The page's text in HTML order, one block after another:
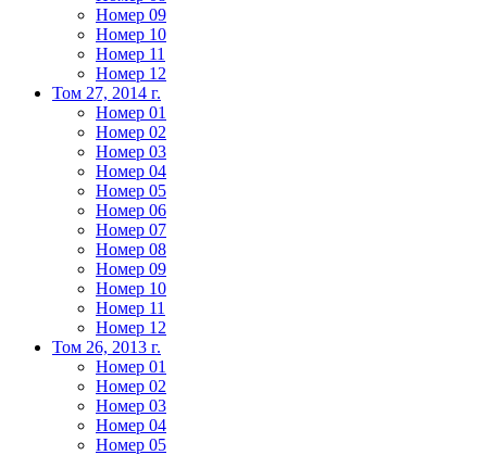
Номер 09
Номер 10
Номер 11
Номер 12
Том 27, 2014 г.
Номер 01
Номер 02
Номер 03
Номер 04
Номер 05
Номер 06
Номер 07
Номер 08
Номер 09
Номер 10
Номер 11
Номер 12
Том 26, 2013 г.
Номер 01
Номер 02
Номер 03
Номер 04
Номер 05